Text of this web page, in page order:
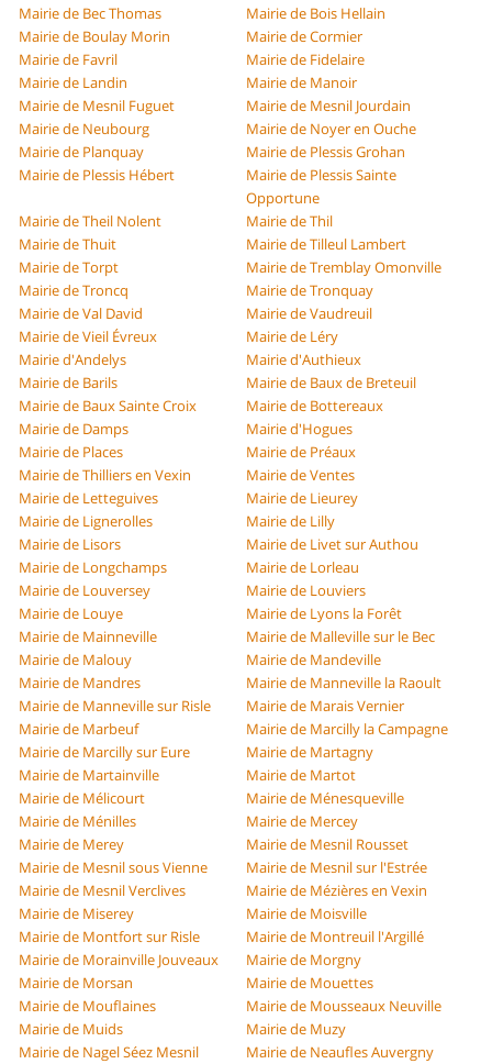
Mairie de Bec Thomas
Mairie de Bois Hellain
Mairie de Boulay Morin
Mairie de Cormier
Mairie de Favril
Mairie de Fidelaire
Mairie de Landin
Mairie de Manoir
Mairie de Mesnil Fuguet
Mairie de Mesnil Jourdain
Mairie de Neubourg
Mairie de Noyer en Ouche
Mairie de Planquay
Mairie de Plessis Grohan
Mairie de Plessis Hébert
Mairie de Plessis Sainte
Opportune
Mairie de Theil Nolent
Mairie de Thil
Mairie de Thuit
Mairie de Tilleul Lambert
Mairie de Torpt
Mairie de Tremblay Omonville
Mairie de Troncq
Mairie de Tronquay
Mairie de Val David
Mairie de Vaudreuil
Mairie de Vieil Évreux
Mairie de Léry
Mairie d'Andelys
Mairie d'Authieux
Mairie de Barils
Mairie de Baux de Breteuil
Mairie de Baux Sainte Croix
Mairie de Bottereaux
Mairie de Damps
Mairie d'Hogues
Mairie de Places
Mairie de Préaux
Mairie de Thilliers en Vexin
Mairie de Ventes
Mairie de Letteguives
Mairie de Lieurey
Mairie de Lignerolles
Mairie de Lilly
Mairie de Lisors
Mairie de Livet sur Authou
Mairie de Longchamps
Mairie de Lorleau
Mairie de Louversey
Mairie de Louviers
Mairie de Louye
Mairie de Lyons la Forêt
Mairie de Mainneville
Mairie de Malleville sur le Bec
Mairie de Malouy
Mairie de Mandeville
Mairie de Mandres
Mairie de Manneville la Raoult
Mairie de Manneville sur Risle
Mairie de Marais Vernier
Mairie de Marbeuf
Mairie de Marcilly la Campagne
Mairie de Marcilly sur Eure
Mairie de Martagny
Mairie de Martainville
Mairie de Martot
Mairie de Mélicourt
Mairie de Ménesqueville
Mairie de Ménilles
Mairie de Mercey
Mairie de Merey
Mairie de Mesnil Rousset
Mairie de Mesnil sous Vienne
Mairie de Mesnil sur l'Estrée
Mairie de Mesnil Verclives
Mairie de Mézières en Vexin
Mairie de Miserey
Mairie de Moisville
Mairie de Montfort sur Risle
Mairie de Montreuil l'Argillé
Mairie de Morainville Jouveaux
Mairie de Morgny
Mairie de Morsan
Mairie de Mouettes
Mairie de Mouflaines
Mairie de Mousseaux Neuville
Mairie de Muids
Mairie de Muzy
Mairie de Nagel Séez Mesnil
Mairie de Neaufles Auvergny